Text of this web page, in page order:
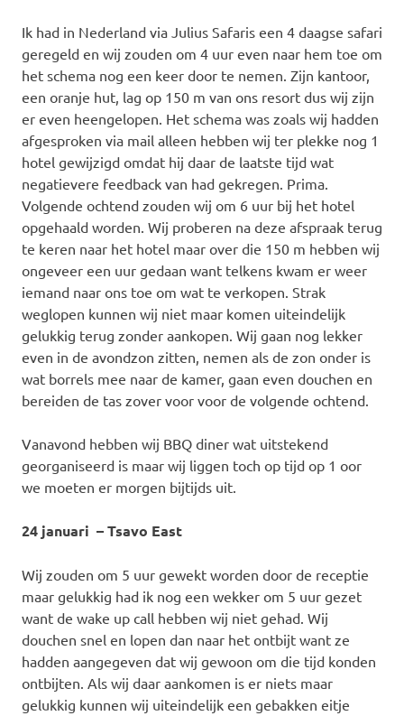
Ik had in Nederland via Julius Safaris een 4 daagse safari
geregeld en wij zouden om 4 uur even naar hem toe om
het schema nog een keer door te nemen. Zijn kantoor,
een oranje hut, lag op 150 m van ons resort dus wij zijn
er even heengelopen. Het schema was zoals wij hadden
afgesproken via mail alleen hebben wij ter plekke nog 1
hotel gewijzigd omdat hij daar de laatste tijd wat
negatievere feedback van had gekregen. Prima.
Volgende ochtend zouden wij om 6 uur bij het hotel
opgehaald worden. Wij proberen na deze afspraak terug
te keren naar het hotel maar over die 150 m hebben wij
ongeveer een uur gedaan want telkens kwam er weer
iemand naar ons toe om wat te verkopen. Strak
weglopen kunnen wij niet maar komen uiteindelijk
gelukkig terug zonder aankopen. Wij gaan nog lekker
even in de avondzon zitten, nemen als de zon onder is
wat borrels mee naar de kamer, gaan even douchen en
bereiden de tas zover voor voor de volgende ochtend.
Vanavond hebben wij BBQ diner wat uitstekend
georganiseerd is maar wij liggen toch op tijd op 1 oor
we moeten er morgen bijtijds uit.
24 januari – Tsavo East
Wij zouden om 5 uur gewekt worden door de receptie
maar gelukkig had ik nog een wekker om 5 uur gezet
want de wake up call hebben wij niet gehad. Wij
douchen snel en lopen dan naar het ontbijt want ze
hadden aangegeven dat wij gewoon om die tijd konden
ontbijten. Als wij daar aankomen is er niets maar
gelukkig kunnen wij uiteindelijk een gebakken eitje